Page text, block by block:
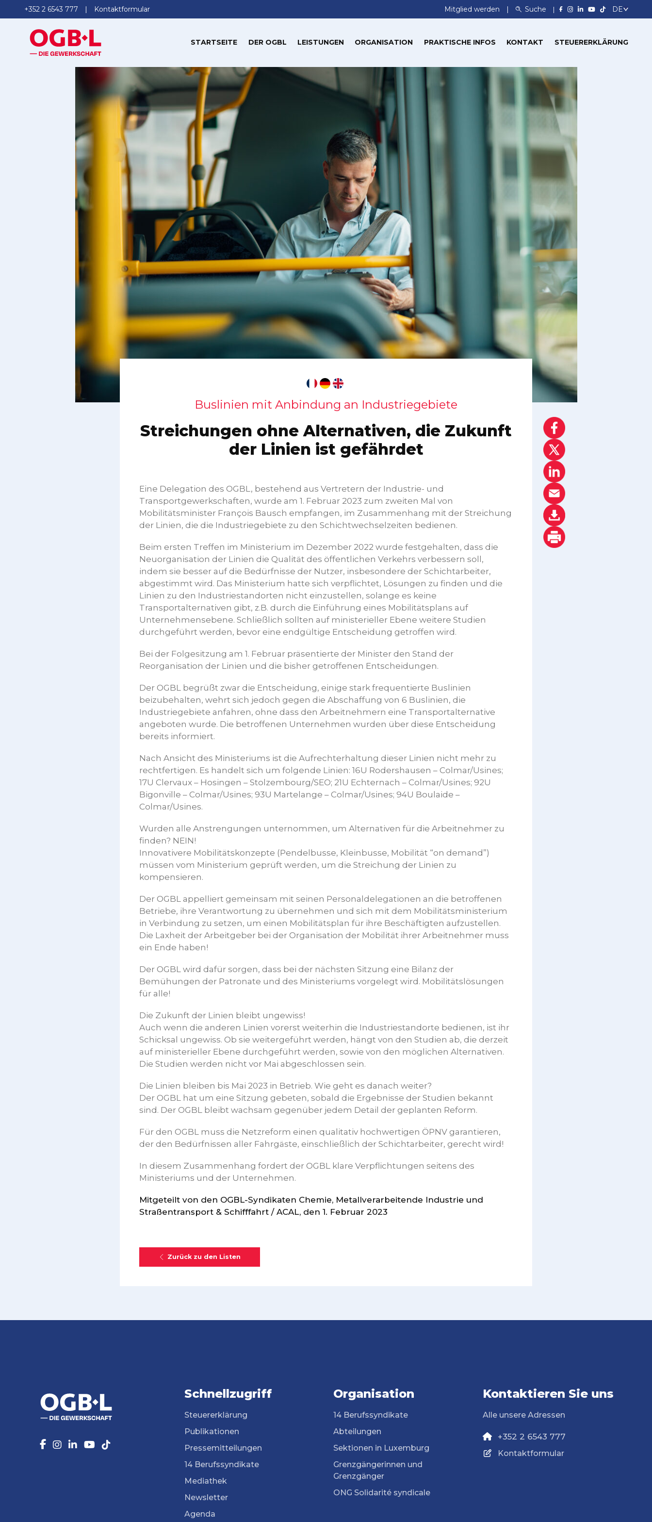
+352 2 6543 777 Kontaktformular Mitglied werden Suche
STARTSEITE DER OGBL LEISTUNGEN ORGANISATION PRAKTISCHE INFOS KONTAKT STEUERERKLÄRUNG
Buslinien mit Anbindung an Industriegebiete
Streichungen ohne Alternativen, die Zukunft
der Linien ist gefährdet
Eine Delegation des OGBL, bestehend aus Vertretern der Industrie- und
Transportgewerkschaften, wurde am 1. Februar 2023 zum zweiten Mal von
Mobilitätsminister François Bausch empfangen, im Zusammenhang mit der Streichung
der Linien, die die Industriegebiete zu den Schichtwechselzeiten bedienen.
Beim ersten Treffen im Ministerium im Dezember 2022 wurde festgehalten, dass die
Neuorganisation der Linien die Qualität des öffentlichen Verkehrs verbessern soll,
indem sie besser auf die Bedürfnisse der Nutzer, insbesondere der Schichtarbeiter,
abgestimmt wird. Das Ministerium hatte sich verpflichtet, Lösungen zu finden und die
Linien zu den Industriestandorten nicht einzustellen, solange es keine
Transportalternativen gibt, z.B. durch die Einführung eines Mobilitätsplans auf
Unternehmensebene. Schließlich sollten auf ministerieller Ebene weitere Studien
durchgeführt werden, bevor eine endgültige Entscheidung getroffen wird.
Bei der Folgesitzung am 1. Februar präsentierte der Minister den Stand der
Reorganisation der Linien und die bisher getroffenen Entscheidungen.
Der OGBL begrüßt zwar die Entscheidung, einige stark frequentierte Buslinien
beizubehalten, wehrt sich jedoch gegen die Abschaffung von 6 Buslinien, die
Industriegebiete anfahren, ohne dass den Arbeitnehmern eine Transportalternative
angeboten wurde. Die betroffenen Unternehmen wurden über diese Entscheidung
bereits informiert.
Nach Ansicht des Ministeriums ist die Aufrechterhaltung dieser Linien nicht mehr zu
rechtfertigen. Es handelt sich um folgende Linien: 16U Rodershausen – Colmar/Usines;
17U Clervaux – Hosingen – Stolzembourg/SEO; 21U Echternach – Colmar/Usines; 92U
Bigonville – Colmar/Usines; 93U Martelange – Colmar/Usines; 94U Boulaide –
Colmar/Usines.
Wurden alle Anstrengungen unternommen, um Alternativen für die Arbeitnehmer zu
finden? NEIN!
Innovativere Mobilitätskonzepte (Pendelbusse, Kleinbusse, Mobilität “on demand”)
müssen vom Ministerium geprüft werden, um die Streichung der Linien zu
kompensieren.
Der OGBL appelliert gemeinsam mit seinen Personaldelegationen an die betroffenen
Betriebe, ihre Verantwortung zu übernehmen und sich mit dem Mobilitätsministerium
in Verbindung zu setzen, um einen Mobilitätsplan für ihre Beschäftigten aufzustellen.
Die Laxheit der Arbeitgeber bei der Organisation der Mobilität ihrer Arbeitnehmer muss
ein Ende haben!
Der OGBL wird dafür sorgen, dass bei der nächsten Sitzung eine Bilanz der
Bemühungen der Patronate und des Ministeriums vorgelegt wird. Mobilitätslösungen
für alle!
Die Zukunft der Linien bleibt ungewiss!
Auch wenn die anderen Linien vorerst weiterhin die Industriestandorte bedienen, ist ihr
Schicksal ungewiss. Ob sie weitergeführt werden, hängt von den Studien ab, die derzeit
auf ministerieller Ebene durchgeführt werden, sowie von den möglichen Alternativen.
Die Studien werden nicht vor Mai abgeschlossen sein.
Die Linien bleiben bis Mai 2023 in Betrieb. Wie geht es danach weiter?
Der OGBL hat um eine Sitzung gebeten, sobald die Ergebnisse der Studien bekannt
sind. Der OGBL bleibt wachsam gegenüber jedem Detail der geplanten Reform.
Für den OGBL muss die Netzreform einen qualitativ hochwertigen ÖPNV garantieren,
der den Bedürfnissen aller Fahrgäste, einschließlich der Schichtarbeiter, gerecht wird!
In diesem Zusammenhang fordert der OGBL klare Verpflichtungen seitens des
Ministeriums und der Unternehmen.
Mitgeteilt von den OGBL-Syndikaten Chemie, Metallverarbeitende Industrie und
Straßentransport & Schifffahrt / ACAL, den 1. Februar 2023
Zurück zu den Listen
Schnellzugriff
Steuererklärung
Publikationen
Pressemitteilungen
14 Berufssyndikate
Mediathek
Newsletter
Agenda
Organisation
14 Berufssyndikate
Abteilungen
Sektionen in Luxemburg
Grenzgängerinnen und
Grenzgänger
ONG Solidarité syndicale
Kontaktieren Sie uns
Alle unsere Adressen
+352 2 6543 777
Kontaktformular